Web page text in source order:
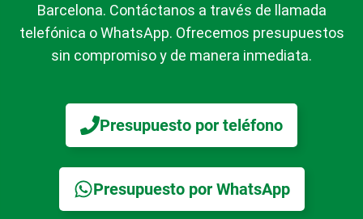
Barcelona. Contáctanos a través de llamada
telefónica o WhatsApp. Ofrecemos presupuestos
sin compromiso y de manera inmediata.
Presupuesto por teléfono
Presupuesto por WhatsApp